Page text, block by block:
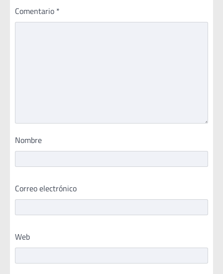
Comentario *
Nombre
Correo electrónico
Web